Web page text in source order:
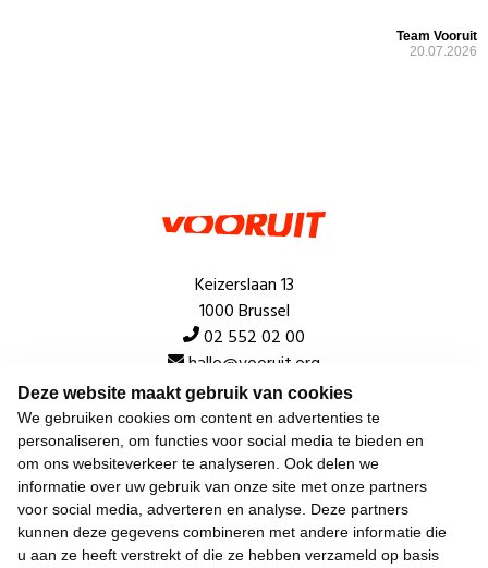
Deze website maakt gebruik van cookies
We gebruiken cookies om content en advertenties te
personaliseren, om functies voor social media te bieden en
om ons websiteverkeer te analyseren. Ook delen we
informatie over uw gebruik van onze site met onze partners
voor social media, adverteren en analyse. Deze partners
kunnen deze gegevens combineren met andere informatie die
u aan ze heeft verstrekt of die ze hebben verzameld op basis
Team Vooruit
20.07.2026
Keizerslaan 13
1000 Brussel
02 552 02 00
hallo@vooruit.org
Snel
Over de beweging
Algemeen